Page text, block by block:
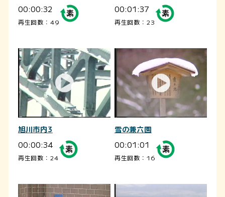
00:00:32
再生回数：49
00:01:37
再生回数：23
旭川市内3
00:00:34
再生回数：24
雪の兼六園
00:01:01
再生回数：16